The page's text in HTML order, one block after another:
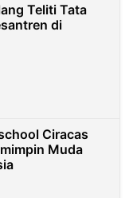
Teliti Tata
di
Ciracas
Muda